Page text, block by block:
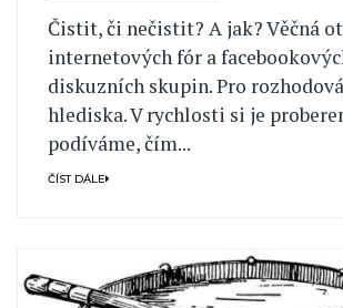
Čistit, či nečistit? A jak? Věčná
internetových fór a
diskuzních skupin. Pro
hlediska. V rychlosti si je
podíváme, čím...
ČÍST DÁLE